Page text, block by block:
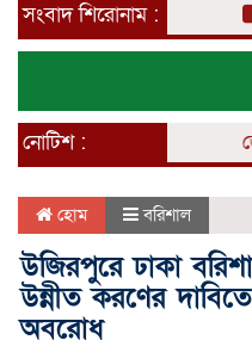
সংবাদ শিরোনাম :
নোটিশ :
হোম বরিশাল
উজিরপুরে ঢাকা
উন্নীত করণের
অবরোধ